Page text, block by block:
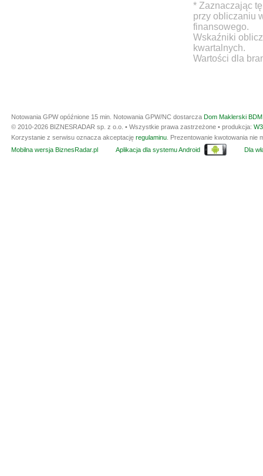
* Zaznaczając
przy obliczaniu
finansowego.
Wskaźniki
kwartalnych.
Wartości dla
Notowania GPW opóźnione 15 min. Notowania GPW/NC dostarcza Dom Maklerski
© 2010-2026 BIZNESRADAR sp. z o.o. • Wszystkie prawa zastrzeżone • produkcja:
Korzystanie z serwisu oznacza akceptację regulaminu . Prezentowanie kwotowania
Mobilna wersja BiznesRadar.pl
Aplikacja dla systemu Android Dla